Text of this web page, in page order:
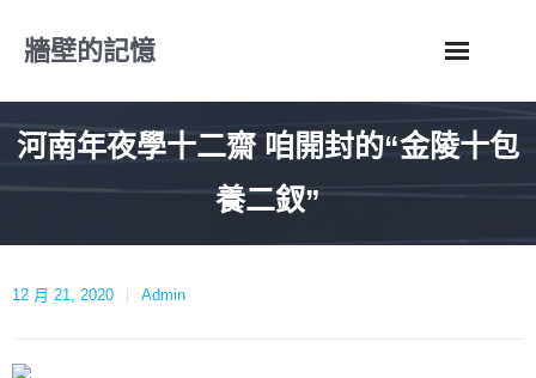
牆壁的記憶
河南年夜學十二齋 咱開封的“金陵十包
養二釵”
12 月 21, 2020 Admin